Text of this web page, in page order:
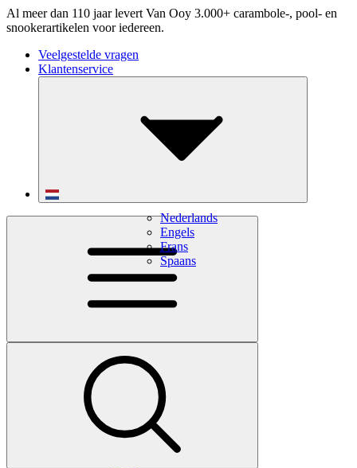
Al meer dan 110 jaar levert Van Ooy 3.000+ carambole-, pool- en
snookerartikelen voor iedereen.
Veelgestelde vragen
Klantenservice
Nederlands
Engels
Frans
Spaans